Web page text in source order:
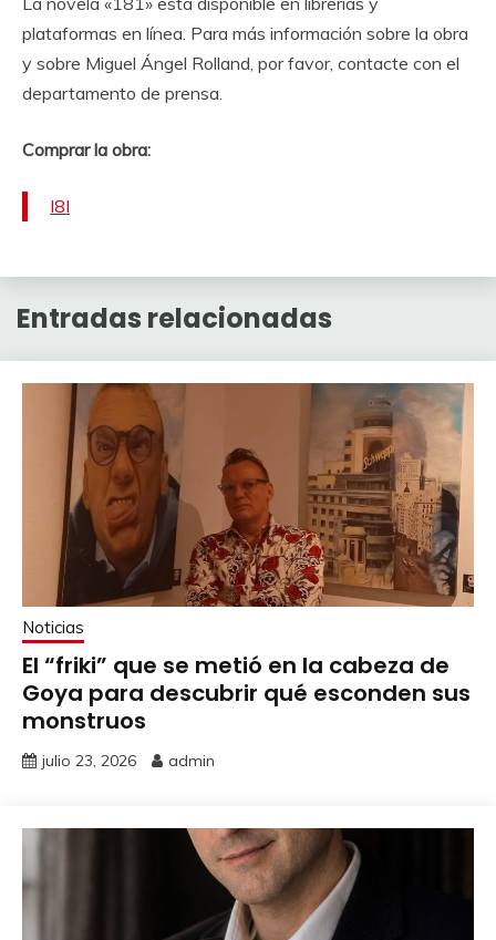
plataformas en línea. Para más información sobre la obra
y sobre Miguel Ángel Rolland, por favor, contacte con el
departamento de prensa.
Comprar la obra:
I8I
Entradas relacionadas
Noticias
El “friki” que se metió en la cabeza de
Goya para descubrir qué esconden sus
monstruos
julio 23, 2026 admin